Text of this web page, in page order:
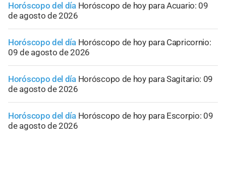
Horóscopo del día Horóscopo de hoy para Acuario: 09
de agosto de 2026
Horóscopo del día Horóscopo de hoy para Capricornio:
09 de agosto de 2026
Horóscopo del día Horóscopo de hoy para Sagitario: 09
de agosto de 2026
Horóscopo del día Horóscopo de hoy para Escorpio: 09
de agosto de 2026